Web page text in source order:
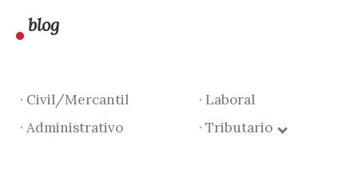
blog
· Civil/Mercantil
· Laboral
· Administrativo
· Tributario